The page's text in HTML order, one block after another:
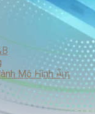
Mô Hình Ẩm